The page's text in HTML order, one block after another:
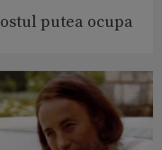
putea ocupa